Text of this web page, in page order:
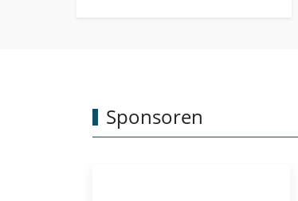
Sponsoren